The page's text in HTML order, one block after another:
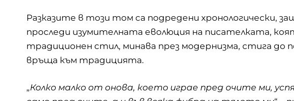
Разказите в този том са подредени хронологически,
проследи изумителната еволюция на писателката,
традиционен стил, минава през модернизма, стига до
връща към традицията.
„Колко малко от онова, което играе пред очите ми,